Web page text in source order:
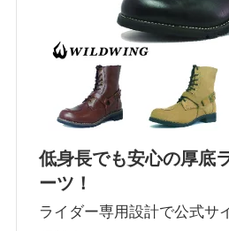
低身長でも安心の厚底
ーツ！
ライダー専用設計で公式サ